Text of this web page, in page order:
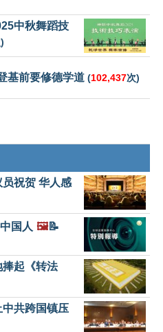
中秋舞蹈技
基前要修德学道 (102,437次)
祝贺 华人感
国人 🖼️📝
捧起《转法
共跨国镇压